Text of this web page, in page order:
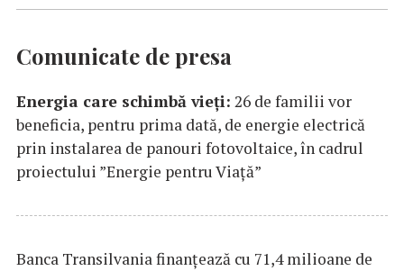
Comunicate de presa
Energia care schimbă vieți: 26 de familii vor
beneficia, pentru prima dată, de energie electrică
prin instalarea de panouri fotovoltaice, în cadrul
proiectului ”Energie pentru Viață”
Banca Transilvania finanțează cu 71,4 milioane de